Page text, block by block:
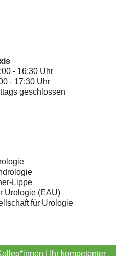
- 16:30 Uhr
- 17:30 Uhr
geschlossen
Lippe
Urologie (EAU)
für Urologie
| Ihr kompetenter